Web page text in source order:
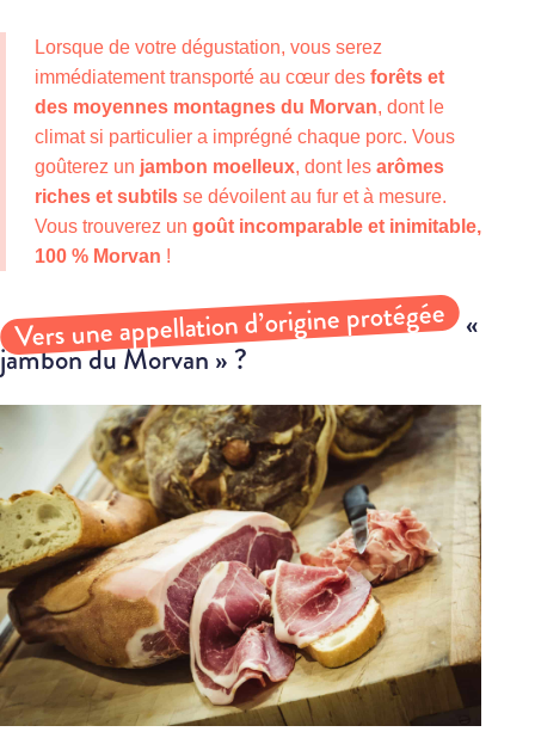
Lorsque de votre dégustation, vous serez
immédiatement transporté au cœur des forêts et
des moyennes montagnes du Morvan, dont le
climat si particulier a imprégné chaque porc. Vous
goûterez un jambon moelleux, dont les arômes
riches et subtils se dévoilent au fur et à mesure.
Vous trouverez un goût incomparable et inimitable,
100 % Morvan !
Vers une appellation d’origine protégée «
jambon du Morvan » ?